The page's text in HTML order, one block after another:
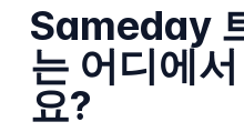
Sameday
는 어디에
요?